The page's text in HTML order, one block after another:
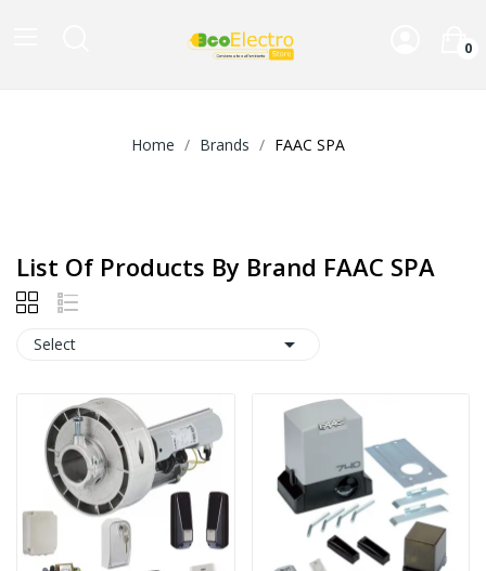
0
Home Brands FAAC SPA
List Of Products By Brand FAAC SPA
Select 